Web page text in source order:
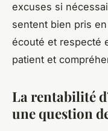
excuses si
sentent bien pris
écouté et respecté
patient et
La rentabilité
une question